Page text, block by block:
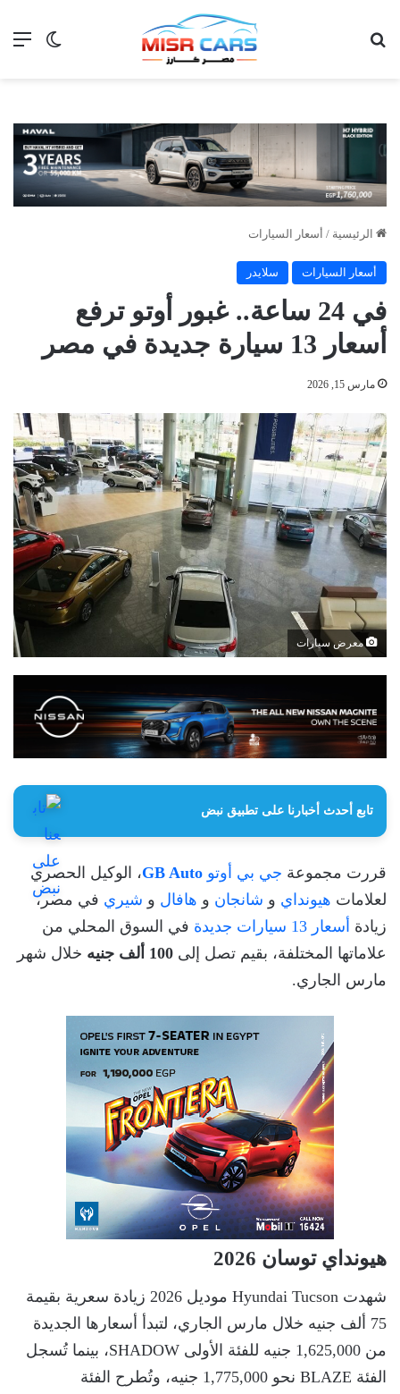
الوضع
الرئيسية / أسعار السيارات
أسعار السيارات سلايدر
في 24 ساعة.. غبور أوتو ترفع
أسعار 13 سيارة جديدة في مصر
مارس 15, 2026
معرض سيارات
تابع أحدث أخبارنا على تطبيق نبض
قررت مجموعة جي بي أوتو GB Auto، الوكيل الحصري
لعلامات هيونداي و شانجان و هافال و شيري في مصر،
زيادة أسعار 13 سيارات جديدة
في السوق المحلي من
علاماتها المختلفة، بقيم تصل إلى 100 ألف جنيه
خلال شهر
مارس الجاري.
هيونداي توسان 2026
شهدت Hyundai Tucson موديل 2026 زيادة سعرية بقيمة
75 ألف جنيه خلال مارس الجاري، لتبدأ أسعارها الجديدة
من 1,625,000 جنيه للفئة الأولى SHADOW، بينما تُسجل
الفئة BLAZE نحو 1,775,000 جنيه، وتُطرح الفئة